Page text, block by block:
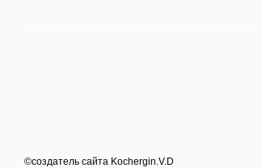
©создатель сайта Kochergin.V.D